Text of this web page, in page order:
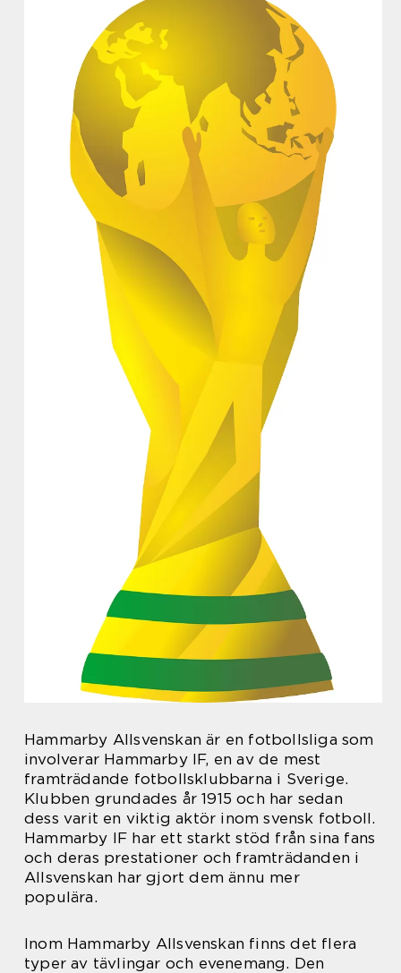
Hammarby Allsvenskan är en fotbollsliga som
involverar Hammarby IF, en av de mest
framträdande fotbollsklubbarna i Sverige.
Klubben grundades år 1915 och har sedan
dess varit en viktig aktör inom svensk fotboll.
Hammarby IF har ett starkt stöd från sina fans
och deras prestationer och framträdanden i
Allsvenskan har gjort dem ännu mer
populära.
Inom Hammarby Allsvenskan finns det flera
typer av tävlingar och evenemang. Den